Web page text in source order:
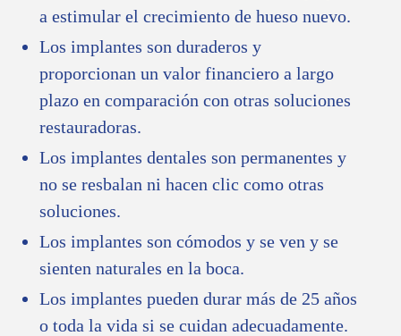
a estimular el crecimiento de hueso nuevo.
Los implantes son duraderos y
proporcionan un valor financiero a largo
plazo en comparación con otras soluciones
restauradoras.
Los implantes dentales son permanentes y
no se resbalan ni hacen clic como otras
soluciones.
Los implantes son cómodos y se ven y se
sienten naturales en la boca.
Los implantes pueden durar más de 25 años
o toda la vida si se cuidan adecuadamente.